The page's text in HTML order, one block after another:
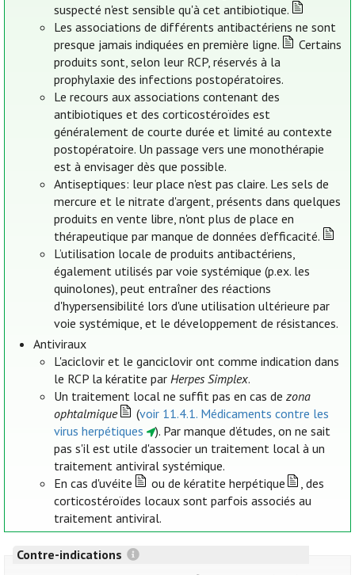
suspecté n'est sensible qu'à cet antibiotique.
Les associations de différents antibactériens ne sont
presque jamais indiquées en première ligne.
Certains
produits sont, selon leur RCP, réservés à la
prophylaxie des infections postopératoires.
Le recours aux associations contenant des
antibiotiques et des corticostéroïdes est
généralement de courte durée et limité au contexte
postopératoire. Un passage vers une monothérapie
est à envisager dès que possible.
Antiseptiques: leur place n'est pas claire. Les sels de
mercure et le nitrate d'argent, présents dans quelques
produits en vente libre, n'ont plus de place en
thérapeutique par manque de données d’efficacité.
L’utilisation locale de produits antibactériens,
également utilisés par voie systémique (p.ex. les
quinolones), peut entraîner des réactions
d'hypersensibilité lors d'une utilisation ultérieure par
voie systémique, et le développement de résistances.
Antiviraux
L'aciclovir et le ganciclovir ont comme indication dans
le RCP la kératite parHerpes Simplex.
Un traitement local ne suffit pas en cas dezona
ophtalmique
(voir 11.4.1. Médicaments contre les
virus herpétiques
). Par manque d’études, on ne sait
pas s'il est utile d'associer un traitement local à un
traitement antiviral systémique.
En cas d'uvéite
ou de kératite herpétique
, des
corticostéroïdes locaux sont parfois associés au
traitement antiviral.
Contre-indications